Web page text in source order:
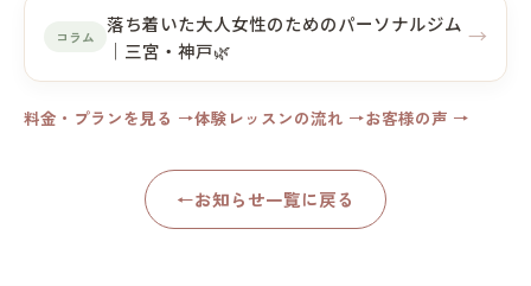
コラム
落ち着いた大人女性のためのパーソナルジム
｜三宮・神戸🌿
→
料金・プランを見る →体験レッスンの流れ →お客様の声 →
←お知らせ一覧に戻る